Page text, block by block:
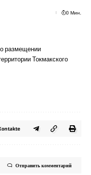
0 Мин.
размещении
Токмакского
Отправить комментарий